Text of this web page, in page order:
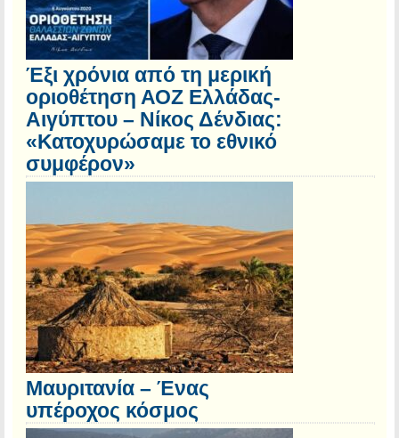
Έξι χρόνια από τη μερική
οριοθέτηση ΑΟΖ Ελλάδας-
Αιγύπτου – Νίκος Δένδιας:
«Κατοχυρώσαμε το εθνικό
συμφέρον»
Μαυριτανία – Ένας
υπέροχος κόσμος